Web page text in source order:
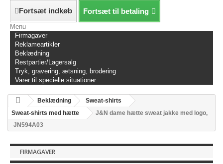
Fortsæt indkøb Fortsæt til betaling
Menu
Firmagaver
Reklameartikler
Beklædning
Restpartier/Lagersalg
Tryk, gravering, ætsning, brodering
Varer til specielle situationer
Beklædning
Sweat-shirts
Sweat-shirts med hætte
J&N dame hætte sweat jakke med logo,
JN594A03
FIRMAGAVER